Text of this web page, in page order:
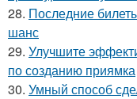
28. Последние
шанс
29. Улучшите
по созданию приямка
30. Умный способ